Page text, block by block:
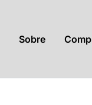
Sobre